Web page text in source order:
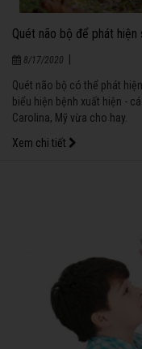
Quét não bộ để phát
8/17/2020 |
Quét não bộ có thể phát
biểu hiện bệnh xuất hiện -
Carolina, Mỹ vừa cho hay.
Xem chi tiết